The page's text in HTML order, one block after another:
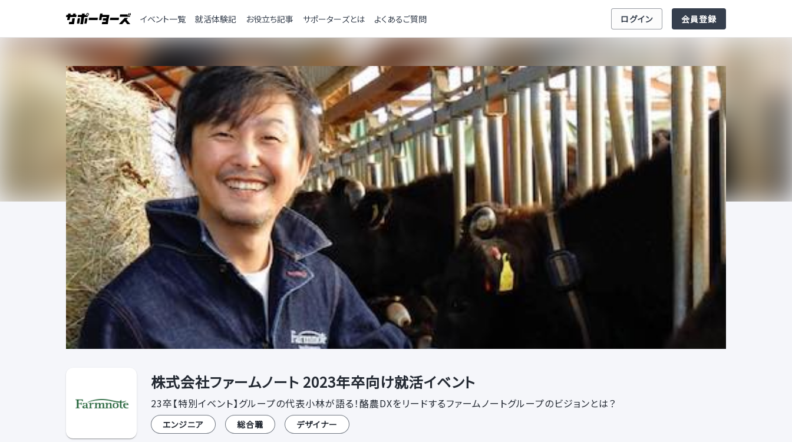
イベント一覧 就活体験記 お役立ち記事 サポーターズとは よくあるご質問 ログイン 会員登録
株式会社ファームノート 2023年卒向け就活イベント
23卒【特別イベント】グループの代表小林が語る！酪農DXをリードするファームノートグループのビジョンとは？
エンジニア 総合職 デザイナー